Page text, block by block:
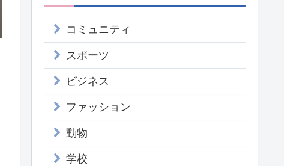
コミュニティ
スポーツ
ビジネス
ファッション
動物
学校